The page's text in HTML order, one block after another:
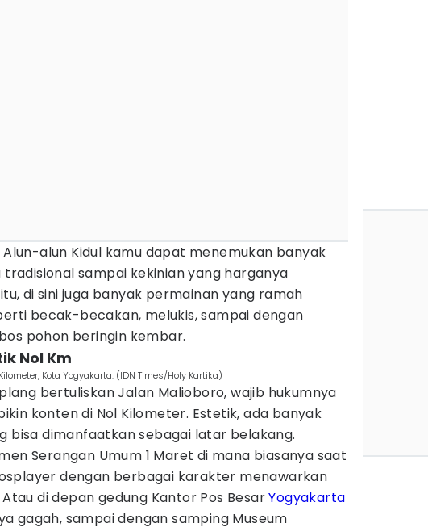
alun Kidul kamu dapat menemukan banyak
tradisional sampai kekinian yang harganya
di sini juga banyak permainan yang ramah
becak-becakan, melukis, sampai dengan
pohon beringin kembar.
Nol Km
Kota Yogyakarta. (IDN Times/Holy Kartika)
bertuliskan Jalan Malioboro, wajib hukumnya
konten di Nol Kilometer. Estetik, ada banyak
bisa dimanfaatkan sebagai latar belakang.
Serangan Umum 1 Maret di mana biasanya saat
dengan berbagai karakter menawarkan
di depan gedung Kantor Pos BesarYogyakarta
gagah, sampai dengan samping Museum